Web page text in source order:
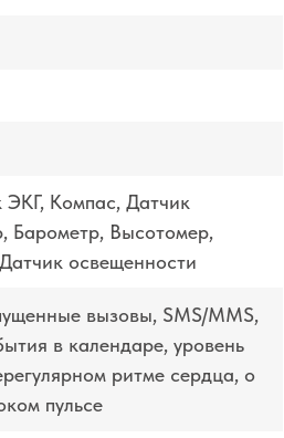
ЭКГ, Компас, Датчик
Барометр, Высотомер,
освещенности
вызовы, SMS/MMS,
в календаре, уровень
ритме сердца, о
пульсе